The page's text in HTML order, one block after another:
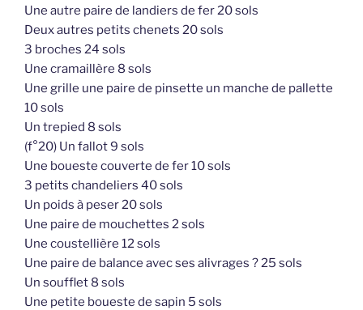
Une autre paire de landiers de fer 20 sols
Deux autres petits chenets 20 sols
3 broches 24 sols
Une cramaillère 8 sols
Une grille une paire de pinsette un manche de pallette
10 sols
Un trepied 8 sols
(f°20) Un fallot 9 sols
Une boueste couverte de fer 10 sols
3 petits chandeliers 40 sols
Un poids à peser 20 sols
Une paire de mouchettes 2 sols
Une coustellière 12 sols
Une paire de balance avec ses alivrages ? 25 sols
Un soufflet 8 sols
Une petite boueste de sapin 5 sols